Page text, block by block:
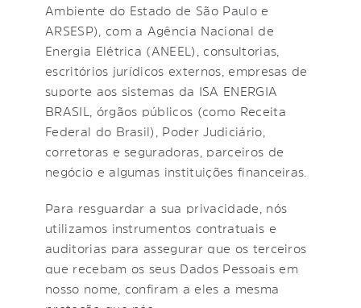
Ambiente do Estado de São Paulo e
ARSESP), com a Agência Nacional de
Energia Elétrica (ANEEL), consultorias,
escritórios jurídicos externos, empresas de
suporte aos sistemas da ISA ENERGIA
BRASIL, órgãos públicos (como Receita
Federal do Brasil), Poder Judiciário,
corretoras e seguradoras, parceiros de
negócio e algumas instituições financeiras.
Para resguardar a sua privacidade, nós
utilizamos instrumentos contratuais e
auditorias para assegurar que os terceiros
que recebam os seus Dados Pessoais em
nosso nome, confiram a eles a mesma